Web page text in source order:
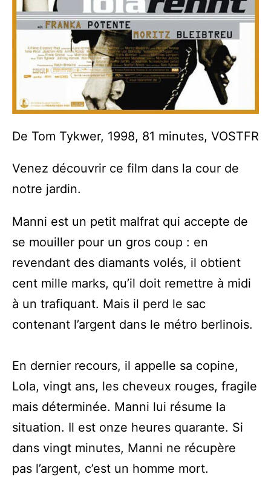
De Tom Tykwer, 1998, 81 minutes, VOSTFR
Venez découvrir ce film dans la cour de
notre jardin.
Manni est un petit malfrat qui accepte de
se mouiller pour un gros coup : en
revendant des diamants volés, il obtient
cent mille marks, qu’il doit remettre à midi
à un trafiquant. Mais il perd le sac
contenant l’argent dans le métro berlinois.
En dernier recours, il appelle sa copine,
Lola, vingt ans, les cheveux rouges, fragile
mais déterminée. Manni lui résume la
situation. Il est onze heures quarante. Si
dans vingt minutes, Manni ne récupère
pas l’argent, c’est un homme mort.